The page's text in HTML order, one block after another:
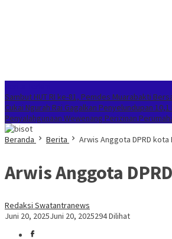
Sambut HUT RI ke-81, Pemdes Muarabakti
Cukai Ngurah Rai Gagalkan Penyelundupan
Penyalahgunaan Wewenang Perizinan
Beranda
Berita Arwis Anggota DPRD
Arwis Anggota
Redaksi Swatantranews
Juni 20, 2025Juni 20, 2025294 Dilihat